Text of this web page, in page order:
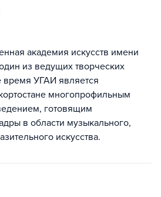
академия искусств имени
из ведущих творческих
время УГАИ является
многопрофильным
готовящим
в области музыкального,
искусства.